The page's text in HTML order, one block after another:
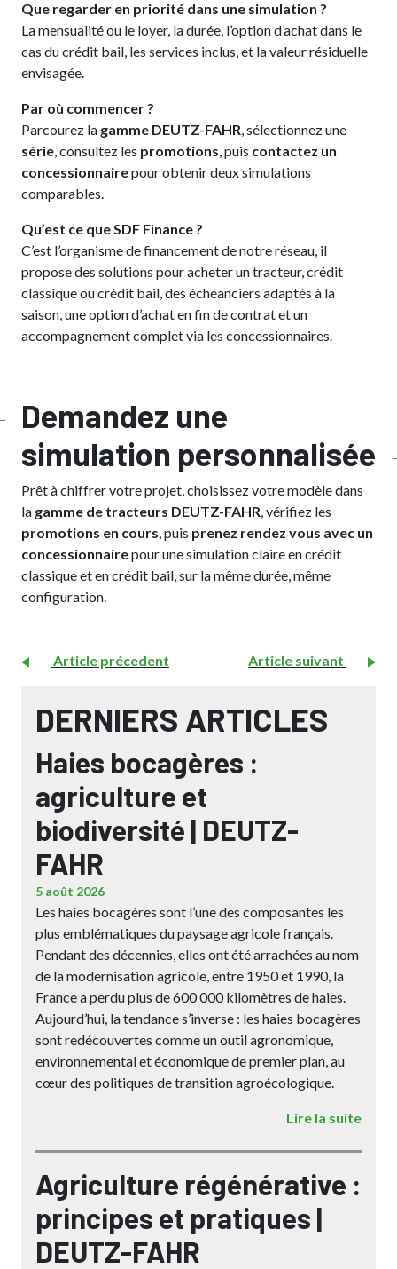
Que regarder en priorité dans une simulation ?
La mensualité ou le loyer, la durée, l’option d’achat dans le
cas du crédit bail, les services inclus, et la valeur résiduelle
envisagée.
Par où commencer ?
Parcourez la gamme DEUTZ-FAHR, sélectionnez une
série, consultez les promotions, puis contactez un
concessionnairepour obtenir deux simulations
comparables.
Qu’est ce que SDF Finance ?
C’est l’organisme de financement de notre réseau, il
propose des solutions pour acheter un tracteur, crédit
classique ou crédit bail, des échéanciers adaptés à la
saison, une option d’achat en fin de contrat et un
accompagnement complet via les concessionnaires.
Demandez une
simulation personnalisée
Prêt à chiffrer votre projet, choisissez votre modèle dans
la gamme de tracteurs DEUTZ-FAHR, vérifiez les
promotions en cours, puis prenez rendez vous avec un
concessionnairepour une simulation claire en crédit
classique et en crédit bail, sur la même durée, même
configuration.
Article précedent Article suivant
DERNIERS ARTICLES
Haies bocagères :
agriculture et
biodiversité | DEUTZ-
FAHR
5 août 2026
Les haies bocagères sont l’une des composantes les
plus emblématiques du paysage agricole français.
Pendant des décennies, elles ont été arrachées au nom
de la modernisation agricole, entre 1950 et 1990, la
France a perdu plus de 600 000 kilomètres de haies.
Aujourd’hui, la tendance s’inverse : les haies bocagères
sont redécouvertes comme un outil agronomique,
environnemental et économique de premier plan, au
cœur des politiques de transition agroécologique.
Lire la suite
Agriculture régénérative :
principes et pratiques |
DEUTZ-FAHR